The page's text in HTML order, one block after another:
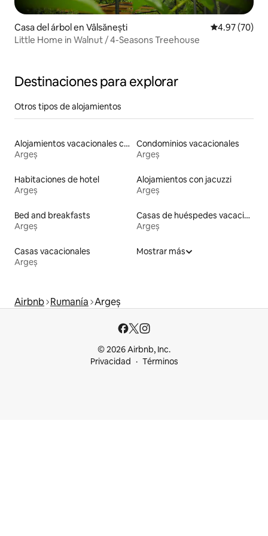
Casa del árbol en Vâlsănești Calificación
4.97 (70)
Little Home in Walnut / 4-Seasons Treehouse
Destinaciones para explorar
Otros tipos de alojamientos
Alojamientos vacacionales con piscina
Argeș
Condominios vacacionales
Argeș
Habitaciones de hotel
Argeș
Alojamientos con jacuzzi
Argeș
Bed and breakfasts
Argeș
Casas de huéspedes vacacionales
Argeș
Casas vacacionales
Argeș
Mostrar más
Airbnb Rumanía Argeș
© 2026 Airbnb, Inc.
Privacidad
Términos